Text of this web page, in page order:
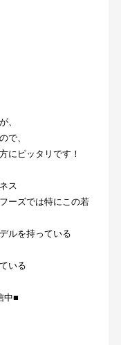
、
で、
にピッタリです！
ス
ーズでは特にこの若
ルを持っている
いる
中■